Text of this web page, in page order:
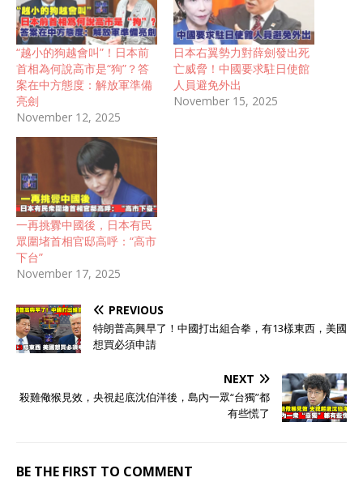
“越小的狗越會叫”！日本前
首相為何說高市是“狗”？答
案在中方態度：解放軍準備
亮劍
November 12, 2025
日本右翼勢力對薛劍發出死
亡威脅！中國要求駐日使館
人員避免外出
November 15, 2025
一再挑釁中國後，日本有民
眾圍堵首相官邸高呼：“高市
下台”
November 17, 2025
PREVIOUS
特朗普高興早了！中國打出組合拳，有13樣東西，美國
想買必須申請
NEXT
殺雞儆猴見效，央視起底沈伯洋後，島內一眾“台獨”都
有些慌了
BE THE FIRST TO COMMENT